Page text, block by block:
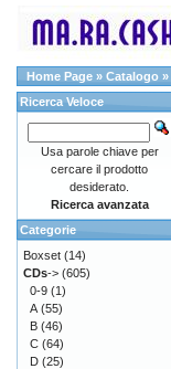
Home Page » Catalogo »
Ricerca Veloce
Usa parole chiave per
cercare il prodotto
desiderato.
Ricerca avanzata
Categorie
Boxset (14)
CDs-> (605)
0-9 (1)
A (55)
B (46)
C (64)
D (25)